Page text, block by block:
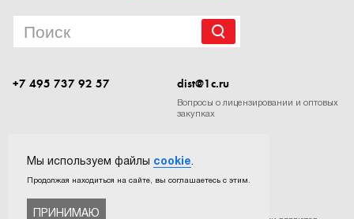
+7 495 737 92 57 dist@1c.ru
Вопросы о лицензировании и оптовых
закупках
Мы используем файлы cookie.
Продолжая находиться на сайте, вы соглашаетесь с этим.
ПРИНИМАЮ